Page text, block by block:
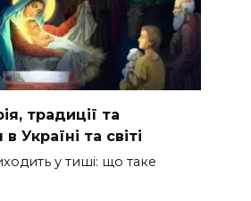
традиції та
Україні та світі
у тиші: що таке